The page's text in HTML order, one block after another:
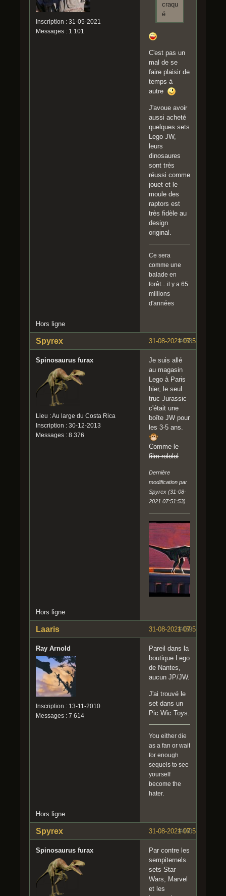
Inscription : 31-05-2021
Messages : 1 101
craqu
é
C'est pas un
mal de se
faire plaisir de
temps à
autre
J'avoue avoir
aussi acheté
quelques sets
Lego JW,
leurs
dinosaures
sont très
réussi comme
jouet et le
moule des
raptors est
très fidèle au
design
original.
Ce sera
comme une
balade en
forêt... il y a 65
millions
d'années
Hors ligne
#438
31-08-2021 07:51:26
Spyrex
Spinosaurus furax
Lieu : Au large du Costa Rica
Inscription : 30-12-2013
Messages : 8 376
Je suis allé
au magasin
Lego à Paris
hier, le seul
truc Jurassic
c'était une
boîte JW pour
les 3-5 ans.
Comme le
film rololol
Dernière
modification par
Spyrex (31-08-
2021 07:51:53)
Hors ligne
#439
31-08-2021 07:54:57
Laaris
Ray Arnold
Inscription : 13-11-2010
Messages : 7 614
Pareil dans la
boutique Lego
de Nantes,
aucun JP/JW.
J'ai trouvé le
set dans un
Pic Wic Toys.
You either die
as a fan or wait
for enough
sequels to see
yourself
become the
hater.
Hors ligne
#440
31-08-2021 07:58:14
Spyrex
Spinosaurus furax
Par contre les
sempiternels
sets Star
Wars, Marvel
et les